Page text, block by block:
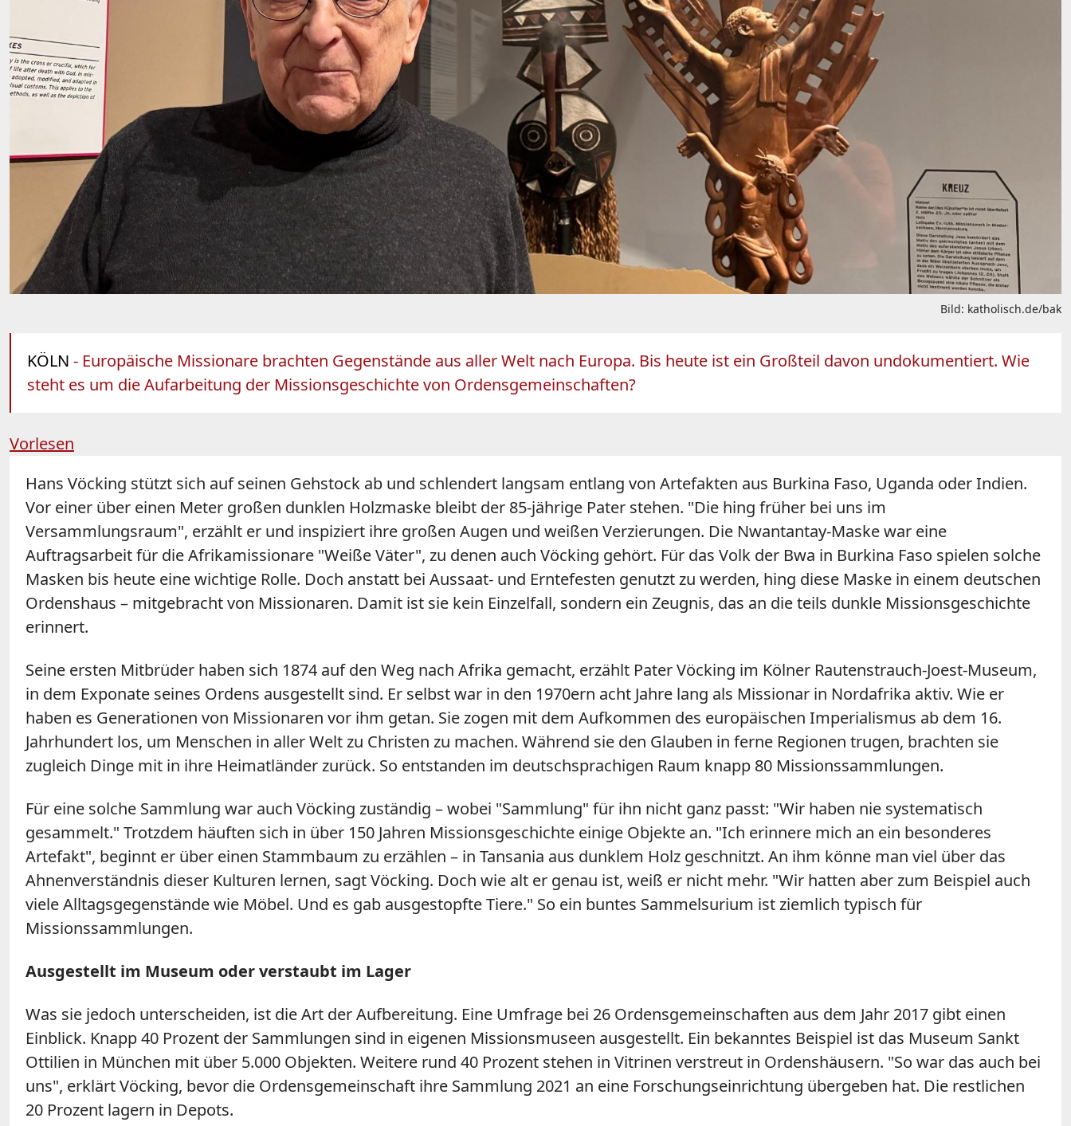
Bild: katholisch.de/bak
KÖLN - Europäische Missionare brachten Gegenstände aus aller Welt nach Europa. Bis heute ist ein Großteil davon undokumentiert. Wie
steht es um die Aufarbeitung der Missionsgeschichte von Ordensgemeinschaften?
Vorlesen
Hans Vöcking stützt sich auf seinen Gehstock ab und schlendert langsam entlang von Artefakten aus Burkina Faso, Uganda oder Indien.
Vor einer über einen Meter großen dunklen Holzmaske bleibt der 85-jährige Pater stehen. "Die hing früher bei uns im
Versammlungsraum", erzählt er und inspiziert ihre großen Augen und weißen Verzierungen. Die Nwantantay-Maske war eine
Auftragsarbeit für die Afrikamissionare "Weiße Väter", zu denen auch Vöcking gehört. Für das Volk der Bwa in Burkina Faso spielen solche
Masken bis heute eine wichtige Rolle. Doch anstatt bei Aussaat- und Erntefesten genutzt zu werden, hing diese Maske in einem deutschen
Ordenshaus – mitgebracht von Missionaren. Damit ist sie kein Einzelfall, sondern ein Zeugnis, das an die teils dunkle Missionsgeschichte
erinnert.
Seine ersten Mitbrüder haben sich 1874 auf den Weg nach Afrika gemacht, erzählt Pater Vöcking im Kölner Rautenstrauch-Joest-Museum,
in dem Exponate seines Ordens ausgestellt sind. Er selbst war in den 1970ern acht Jahre lang als Missionar in Nordafrika aktiv. Wie er
haben es Generationen von Missionaren vor ihm getan. Sie zogen mit dem Aufkommen des europäischen Imperialismus ab dem 16.
Jahrhundert los, um Menschen in aller Welt zu Christen zu machen. Während sie den Glauben in ferne Regionen trugen, brachten sie
zugleich Dinge mit in ihre Heimatländer zurück. So entstanden im deutschsprachigen Raum knapp 80 Missionssammlungen.
Für eine solche Sammlung war auch Vöcking zuständig – wobei "Sammlung" für ihn nicht ganz passt: "Wir haben nie systematisch
gesammelt." Trotzdem häuften sich in über 150 Jahren Missionsgeschichte einige Objekte an. "Ich erinnere mich an ein besonderes
Artefakt", beginnt er über einen Stammbaum zu erzählen – in Tansania aus dunklem Holz geschnitzt. An ihm könne man viel über das
Ahnenverständnis dieser Kulturen lernen, sagt Vöcking. Doch wie alt er genau ist, weiß er nicht mehr. "Wir hatten aber zum Beispiel auch
viele Alltagsgegenstände wie Möbel. Und es gab ausgestopfte Tiere." So ein buntes Sammelsurium ist ziemlich typisch für
Missionssammlungen.
Ausgestellt im Museum oder verstaubt im Lager
Was sie jedoch unterscheiden, ist die Art der Aufbereitung. Eine Umfrage bei 26 Ordensgemeinschaften aus dem Jahr 2017 gibt einen
Einblick. Knapp 40 Prozent der Sammlungen sind in eigenen Missionsmuseen ausgestellt. Ein bekanntes Beispiel ist das Museum Sankt
Ottilien in München mit über 5.000 Objekten. Weitere rund 40 Prozent stehen in Vitrinen verstreut in Ordenshäusern. "So war das auch bei
uns", erklärt Vöcking, bevor die Ordensgemeinschaft ihre Sammlung 2021 an eine Forschungseinrichtung übergeben hat. Die restlichen
20 Prozent lagern in Depots.